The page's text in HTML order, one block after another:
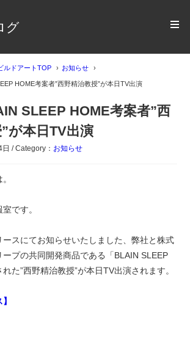
グ
ルドアートTOP お知らせ
HOME考案者”西野精治教授”が本日TV出演
SLEEP HOME考案者”西
が本日TV出演
/ Category： お知らせ
です。
ースにてお知らせいたしました、弊社と株式
プの共同開発商品である「BLAIN SLEEP
た”西野精治教授”が本日TV出演されます。